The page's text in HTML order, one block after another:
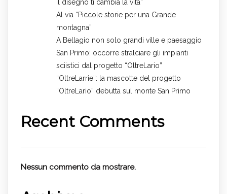
il disegno ti cambia la vita”
Al via “Piccole storie per una Grande
montagna”
A Bellagio non solo grandi ville e paesaggio
San Primo: occorre stralciare gli impianti
sciistici dal progetto “OltreLario”
“OltreLarrie”: la mascotte del progetto
“OltreLario” debutta sul monte San Primo
Recent Comments
Nessun commento da mostrare.